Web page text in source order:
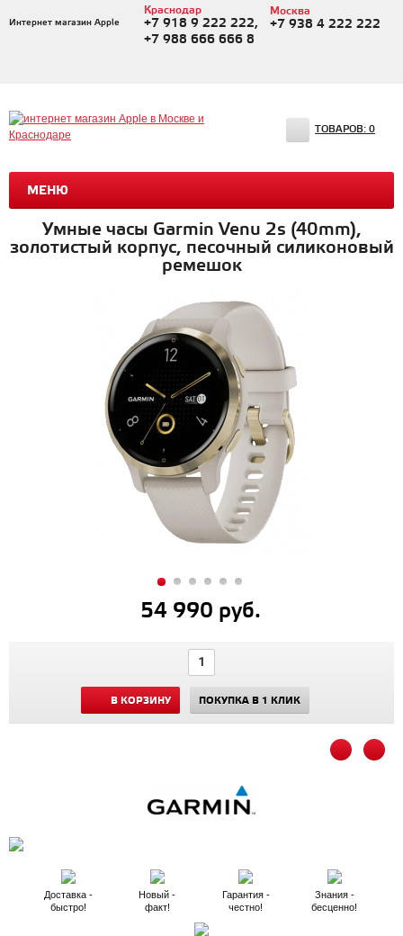
Интернет магазин Apple
Краснодар
+7 918 9 222 222,
+7 988 666 666 8
Москва
+7 938 4 222 222
МЕНЮ
ТОВАРОВ: 0
Умные часы Garmin Venu 2s (40mm),
золотистый корпус, песочный силиконовый
ремешок
54 990 руб.
В КОРЗИНУ ПОКУПКА В 1 КЛИК
Доставка -
быстро!
Новый -
факт!
Гарантия -
честно!
Знания -
бесценно!